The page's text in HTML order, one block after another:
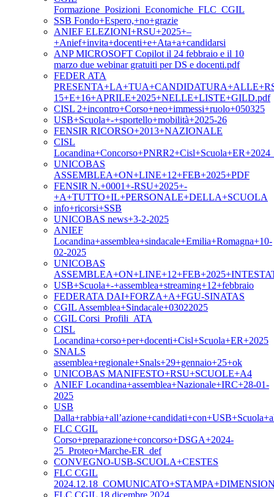
Formazione_Posizioni_Economiche_FLC_CGIL
SSB Fondo+Espero,+no+grazie
ANIEF ELEZIONI+RSU+2025+–
+Anief+invita+docenti+e+Ata+a+candidarsi
ANP MICROSOFT Copilot il 24 febbraio e il 10
marzo due webinar gratuiti per DS e docenti.pdf
FEDER ATA
15+E+16+APRILE+2025+NELLE+LISTE+GILD.pdf
CISL 2+incontro+Corso+neo+immessi+ruolo+050325
USB+Scuola+-+sportello+mobilità+2025-26
FENSIR RICORSO+2013+NAZIONALE
CISL
UNICOBAS
ASSEMBLEA+ON+LINE+12+FEB+2025+PDF
FENSIR N.+0001+-RSU+2025+-
+A+TUTTO+IL+PERSONALE+DELLA+SCUOLA
info+ricorsi+SSB
UNICOBAS news+3-2-2025
ANIEF
Locandina+assemblea+sindacale+Emilia+Romagna+10-
02-2025
UNICOBAS
USB+Scuola+-+assemblea+streaming+12+febbraio
FEDERATA DAI+FORZA+A+FGU-SINATAS
CGIL Assemblea+Sindacale+03022025
CGIL Corsi_Profili_ATA
CISL
Locandina+corso+per+docenti+Cisl+Scuola+ER+2025
SNALS
assemblea+regionale+Snals+29+gennaio+25+ok
UNICOBAS MANIFESTO+RSU+SCUOLE+A4
ANIEF Locandina+assemblea+Nazionale+IRC+28-01-
2025
USB
FLC CGIL
Corso+preparazione+concorso+DSGA+2024-
25_Proteo+Marche-ER_def
CONVEGNO-USB-SCUOLA+CESTES
FLC CGIL